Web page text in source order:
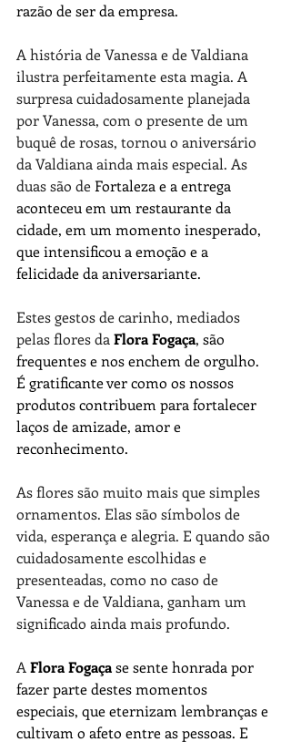
razão de ser da empresa.
A história de Vanessa e de Valdiana
ilustra perfeitamente esta magia. A
surpresa cuidadosamente planejada
por Vanessa, com o presente de um
buquê de rosas, tornou o aniversário
da Valdiana ainda mais especial. As
duas são de Fortaleza e a entrega
aconteceu em um restaurante da
cidade, em um momento inesperado,
que intensificou a emoção e a
felicidade da aniversariante.
Estes gestos de carinho, mediados
pelas flores da Flora Fogaça, são
frequentes e nos enchem de orgulho.
É gratificante ver como os nossos
produtos contribuem para fortalecer
laços de amizade, amor e
reconhecimento.
As flores são muito mais que simples
ornamentos. Elas são símbolos de
vida, esperança e alegria. E quando são
cuidadosamente escolhidas e
presenteadas, como no caso de
Vanessa e de Valdiana, ganham um
significado ainda mais profundo.
A Flora Fogaça se sente honrada por
fazer parte destes momentos
especiais, que eternizam lembranças e
cultivam o afeto entre as pessoas. E